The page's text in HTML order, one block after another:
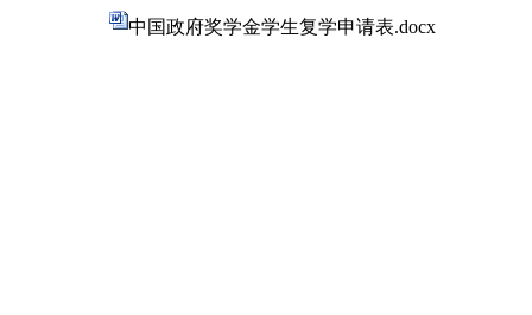
中国政府奖学金学生复学申请表.docx